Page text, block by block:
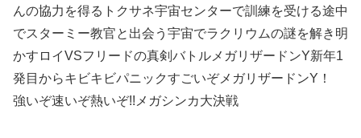
んの協力を得るトクサネ宇宙センターで訓練を受ける途中
でスターミー教官と出会う宇宙でラクリウムの謎を解き明
かすロイVSフリードの真剣バトルメガリザードンY新年1
発目からキビキビパニックすごいぞメガリザードンY！
強いぞ速いぞ熱いぞ!!メガシンカ大決戦